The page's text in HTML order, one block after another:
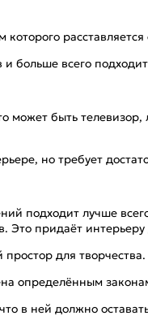
больше всего
быть телевизор,
но требует
подходит лучше
Это придаёт
для творчества.
определённым
в ней должно